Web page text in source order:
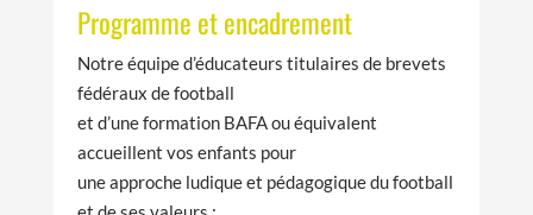
Programme et encadrement
Notre équipe d’éducateurs titulaires de brevets
fédéraux de football
et d’une formation BAFA ou équivalent
accueillent vos enfants pour
une approche ludique et pédagogique du football